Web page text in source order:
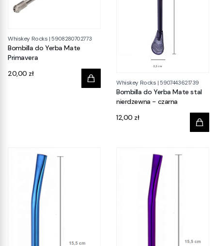
Whiskey Rocks |5908280702773
Bombilla do Yerba Mate
Primavera
Cena
20,00 zł
Whiskey Rocks |5907443621739
Bombilla do Yerba Mate stal
nierdzewna - czarna
Cena
12,00 zł